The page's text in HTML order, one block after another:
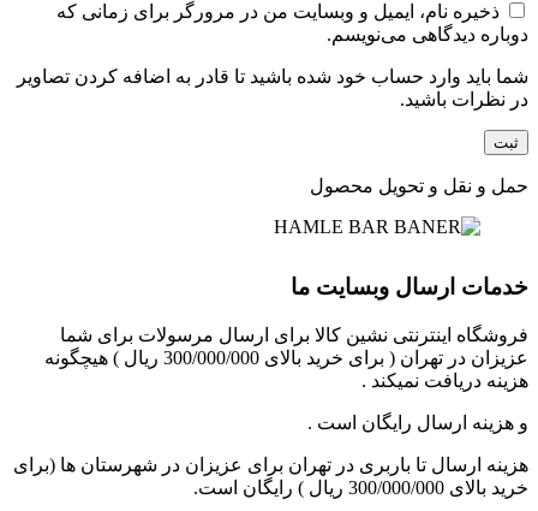
ذخیره نام، ایمیل و وبسایت من در مرورگر برای زمانی که
دوباره دیدگاهی می‌نویسم.
شما باید وارد حساب خود شده باشید تا قادر به اضافه کردن تصاویر
در نظرات باشید.
حمل و نقل و تحویل محصول
خدمات ارسال وبسایت ما
فروشگاه اینترنتی نشین کالا برای ارسال مرسولات برای شما
عزیزان در تهران ( برای خرید بالای 300/000/000 ریال ) هیچگونه
هزینه دریافت نمیکند .
و هزینه ارسال رایگان است .
هزینه ارسال تا باربری در تهران برای عزیزان در شهرستان ها (برای
خرید بالای 300/000/000 ریال ) رایگان است.